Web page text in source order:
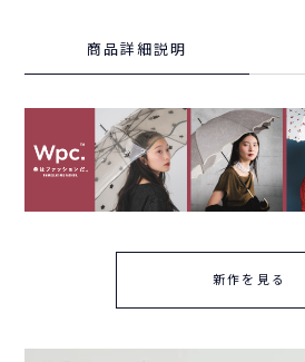
商品詳細説明
新作を見る